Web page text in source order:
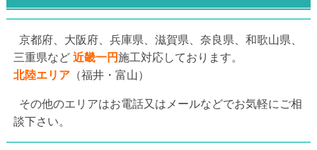
京都府、大阪府、兵庫県、滋賀県、奈良県、和歌山県、
三重県など 近畿一円施工対応しております。
北陸エリア（福井・富山）
その他のエリアはお電話又はメールなどでお気軽にご相
談下さい。